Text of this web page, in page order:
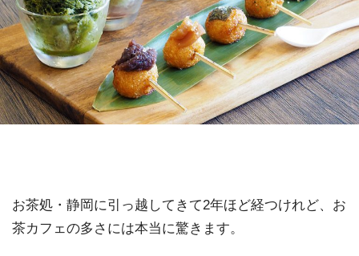
お茶処・静岡に引っ越してきて2年ほど経つけれど、お
茶カフェの多さには本当に驚きます。